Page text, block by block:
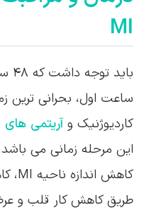
ساعت اول، بحرانی ترین
کاردیوژنیک و
طریق کاهش کار قلب و
حاد در بخش CCU شامل موارد زیر می باشد: